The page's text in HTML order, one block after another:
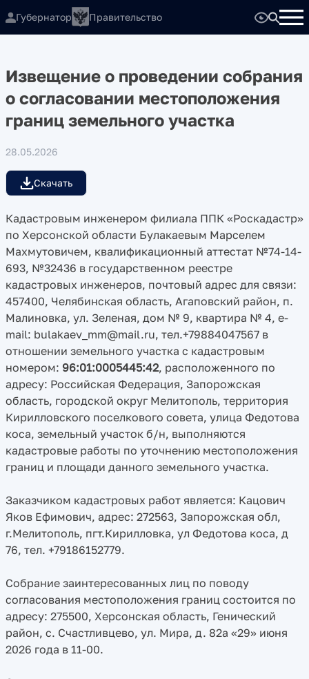
Губернатор Правительство
Извещение о проведении собрания
о согласовании местоположения
границ земельного участка
28.05.2026
Скачать
Кадастровым инженером филиала ППК «Роскадастр»
по Херсонской области Булакаевым Марселем
Махмутовичем, квалификационный аттестат №74-14-
693, №32436 в государственном реестре
кадастровых инженеров, почтовый адрес для связи:
457400, Челябинская область, Агаповский район, п.
Малиновка, ул. Зеленая, дом № 9, квартира № 4, e-
mail: bulakaev_mm@mail.ru, тел.+79884047567 в
отношении земельного участка с кадастровым
номером: 96:01:0005445:42, расположенного по
адресу: Российская Федерация, Запорожская
область, городской округ Мелитополь, территория
Кирилловского поселкового совета, улица Федотова
коса, земельный участок б/н, выполняются
кадастровые работы по уточнению местоположения
границ и площади данного земельного участка.
Заказчиком кадастровых работ является: Кацович
Яков Ефимович, адрес: 272563, Запорожская обл,
г.Мелитополь, пгт.Кирилловка, ул Федотова коса, д
76, тел. +79186152779.
Собрание заинтересованных лиц по поводу
согласования местоположения границ состоится по
адресу: 275500, Херсонская область, Генический
район, с. Счастливцево, ул. Мира, д. 82а «29» июня
2026 года в 11-00.